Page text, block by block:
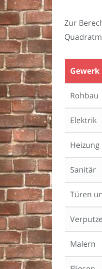
Zur
Gewerk
Rohbau
Elektrik
Heizung
Sanitär
Türen
Malern